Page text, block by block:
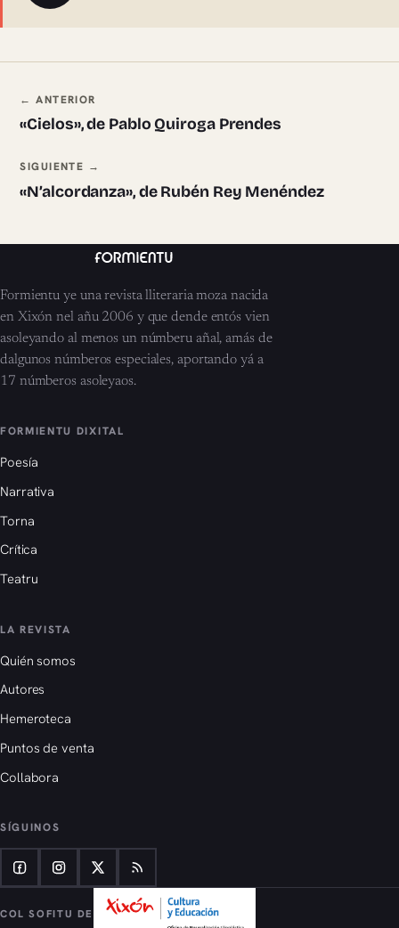
Navegación ente pieces
← ANTERIOR
«Cielos», de Pablo Quiroga Prendes
SIGUIENTE →
«N’alcordanza», de Rubén Rey Menéndez
Formientu ye una revista lliteraria moza nacida
en Xixón nel añu 2006 y que dende entós vien
asoleyando al menos un númberu añal, amás de
dalgunos númberos especiales, aportando yá a
17 númberos asoleyaos.
FORMIENTU DIXITAL
Poesía
Narrativa
Torna
Crítica
Teatru
LA REVISTA
Quién somos
Autores
Hemeroteca
Puntos de venta
Collabora
SÍGUINOS
COL SOFITU DE